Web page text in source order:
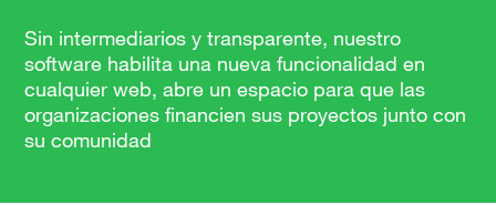
Sin intermediarios y transparente, nuestro
software habilita una nueva funcionalidad en
cualquier web, abre un espacio para que las
organizaciones financien sus proyectos junto con
su comunidad